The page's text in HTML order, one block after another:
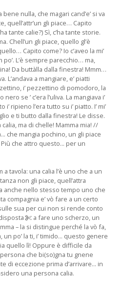
bene nulla, che magari cand’e’ si va
quell’attr’un gli piace… Capito
tante calie?) Sì, c’ha tante storie.
Chell’un gli piace, quello gl’è
Capito come? Io c’aveo la mi’
po’. L’è sempre parecchio… ma,
Da buttàlla dalla finestra! Mmm…
L’andava a mangiare, e’ piatti
i’ pezzettino di pomodoro, la
se ’ c’era l’uliva. La mangiava i’
ripieno l’era tutto su i’ piatto. I’ mi’
e ti butto dalla finestra! Le disse.
calia, ma di chelle! Mamma mia! //
che mangia pochino, un gli piace
Più che attro questo... per un
a tavola: una calia l’è uno che a un
non gli piace, quell’attra
anche nello stesso tempo uno che
compagnia e’ vò fare a un certo
sua per cui non si rende conto
a fare uno scherzo, un
– la si distingue perché la vò fa,
po’ la ti, i’ timido... questo genere
quello lì! Oppure è difficile da
che bi(so)gna tu gnene
di eccezione prima d’arrivare... in
una persona calia.